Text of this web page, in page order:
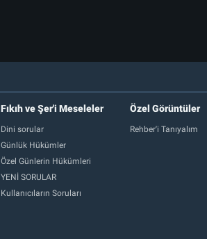
Fıkıh ve Şer'i Meseleler
Dini sorular
Günlük Hükümler
Özel Günlerin Hükümleri
YENİ SORULAR
Kullanıcıların Soruları
Özel Görüntüler
Rehber'i Tanıyalım